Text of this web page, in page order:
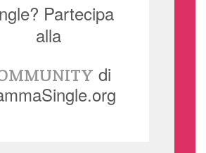
Partecipa
alla
di